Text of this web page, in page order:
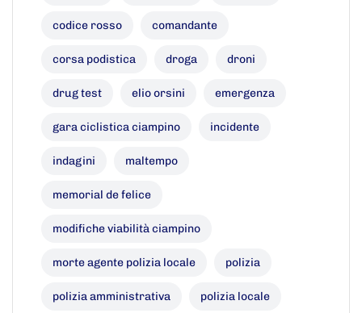
codice rosso comandante
corsa podistica droga droni
drug test elio orsini emergenza
gara ciclistica ciampino incidente
indagini maltempo
memorial de felice
modifiche viabilità ciampino
morte agente polizia locale polizia
polizia amministrativa polizia locale